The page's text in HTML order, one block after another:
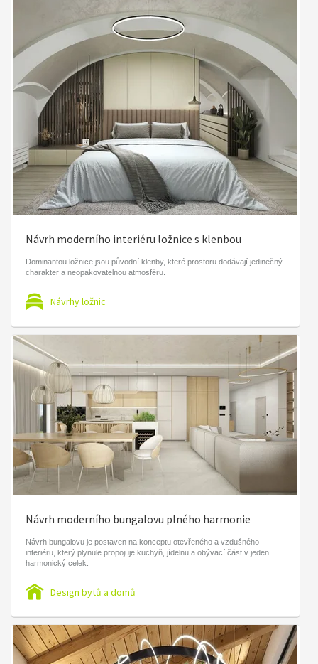
Návrh moderního interiéru ložnice s klenbou
Dominantou ložnice jsou původní klenby, které prostoru dodávají jedinečný
charakter a neopakovatelnou atmosféru.
Návrhy ložnic
Návrh moderního bungalovu plného harmonie
Návrh bungalovu je postaven na konceptu otevřeného a vzdušného
interiéru, který plynule propojuje kuchyň, jídelnu a obývací část v jeden
harmonický celek.
Design bytů a domů